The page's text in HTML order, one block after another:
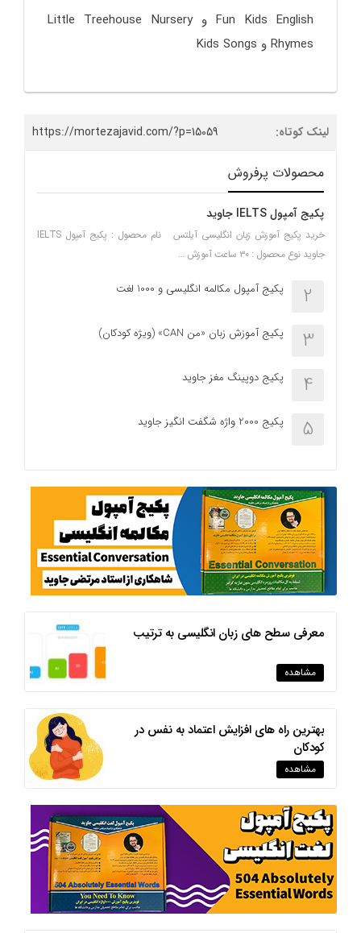
Fun Kids English و Little Treehouse Nursery
Rhymes و Kids Songs
لینک کوتاه: https://mortezajavid.com/?p=15059
محصولات پرفروش
پکیج آمپول IELTS جاوید
خرید پکیج آموزش زبان انگلیسی آیلتس نام محصول : پکیج آمپول IELTS
جاوید نوع محصول : ۳۰ ساعت آموزش …
2 پکیج آمپول مکالمه انگلیسی و 1000 لغت
3 پکیج آموزش زبان «من CAN» (ویژه کودکان)
4 پکیج دوپینگ مغز جاوید
5 پکیج 2000 واژه شگفت انگیز جاوید
معرفی سطح های زبان انگلیسی به ترتیب
مشاهده
بهترین راه های افزایش اعتماد به نفس در
کودکان
مشاهده